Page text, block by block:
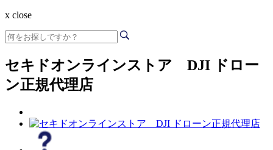
x close
セキドオンラインストア DJI ドロー
ン正規代理店